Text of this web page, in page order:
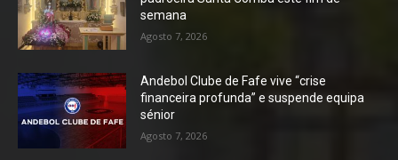
semana
Agosto 7, 2026
Andebol Clube de Fafe vive “crise
financeira profunda” e suspende equipa
sénior
Agosto 7, 2026